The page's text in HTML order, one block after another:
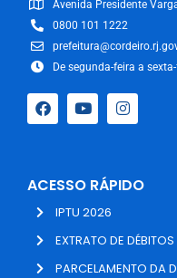
Avenida Presidente
0800 101 1222
De segunda-feira a
ACESSO RÁPIDO
IPTU 2026
EXTRATO DE DÉBITOS
PARCELAMENTO DA